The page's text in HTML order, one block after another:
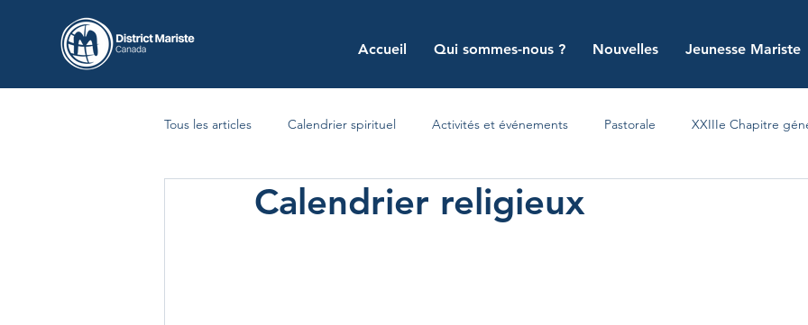
Accueil Qui sommes-nous ? Nouvelles Jeunesse Mariste
Tous les articles Calendrier spirituel Activités et événements Pastorale XXIIIe Chapitre
Calendrier religieux